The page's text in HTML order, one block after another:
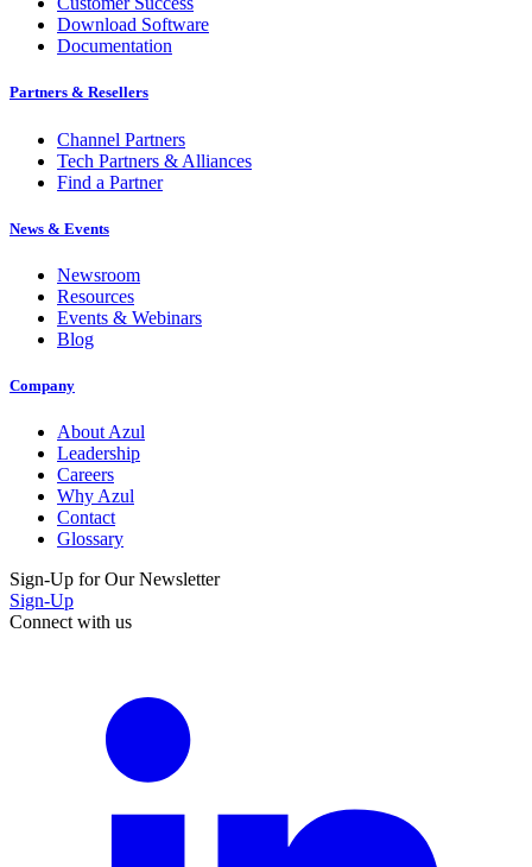
Download Software
Documentation
Partners & Resellers
Channel Partners
Tech Partners & Alliances
Find a Partner
News & Events
Newsroom
Resources
Events & Webinars
Blog
Company
About Azul
Leadership
Careers
Why Azul
Contact
Glossary
Sign-Up for Our Newsletter
Sign-Up
Connect with us